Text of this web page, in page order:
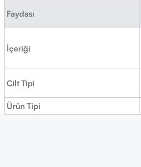
Faydası
İçeriği
Cilt Tipi
Ürün Tipi